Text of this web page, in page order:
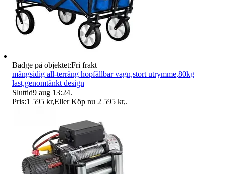
Badge på objektet:Fri frakt
mångsidig all-terräng hopfällbar vagn,stort utrymme,80kg
last,genomtänkt design
Sluttid9 aug 13:24.
Pris:1 595 kr,Eller Köp nu 2 595 kr,.